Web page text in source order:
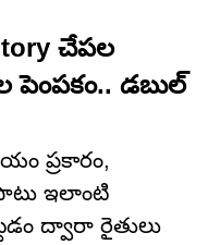
చేపల
డబుల్
ప్రకారం,
ఇలాంటి
ద్వారా రైతులు